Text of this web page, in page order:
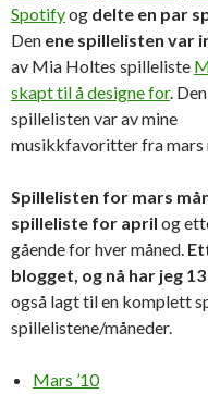
Spotifyog delte en par
Den ene spillelisten var
av Mia Holtes spilleliste
skapt til å designe for.
spillelisten var av mine
musikkfavoritter fra mars
Spillelisten for mars
spilleliste for april og
gående for hver måned.
blogget, og nå har jeg
også lagt til en komplett
spillelistene/måneder.
Mars ’10